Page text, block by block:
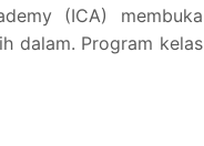
(ICA) membuka
dalam. Program kelas